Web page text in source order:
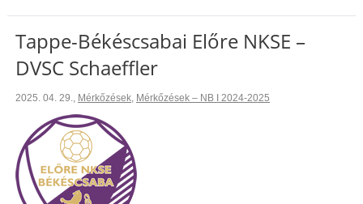
Tappe-Békéscsabai Előre NKSE –
DVSC Schaeffler
2025. 04. 29., Mérkőzések, Mérkőzések – NB I 2024-2025